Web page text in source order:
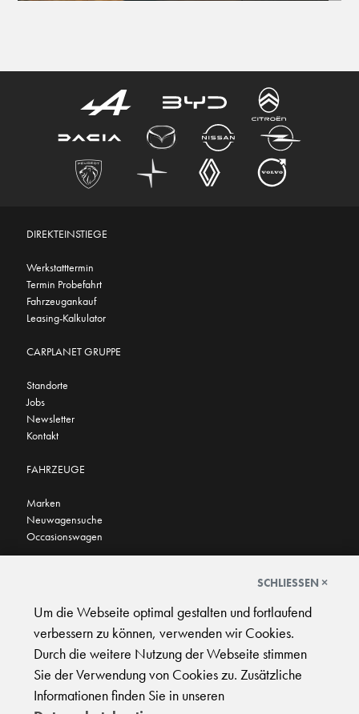
DIREKTEINSTIEGE
Werkstatttermin
Termin Probefahrt
Fahrzeugankauf
Leasing-Kalkulator
CARPLANET GRUPPE
Standorte
Jobs
Newsletter
Kontakt
FAHRZEUGE
Marken
Neuwagensuche
Occasionswagen
AGB|Impressum|Datenschutz|Support
SCHLIESSEN ×
Um die Webseite optimal gestalten und fortlaufend
verbessern zu können, verwenden wir Cookies.
Durch die weitere Nutzung der Webseite stimmen
Sie der Verwendung von Cookies zu. Zusätzliche
Informationen finden Sie in unseren